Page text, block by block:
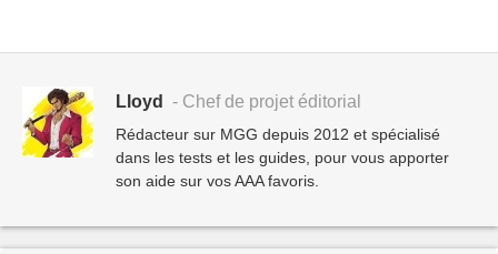
Lloyd - Chef de projet éditorial
Rédacteur sur MGG depuis 2012 et spécialisé
dans les tests et les guides, pour vous apporter
son aide sur vos AAA favoris.